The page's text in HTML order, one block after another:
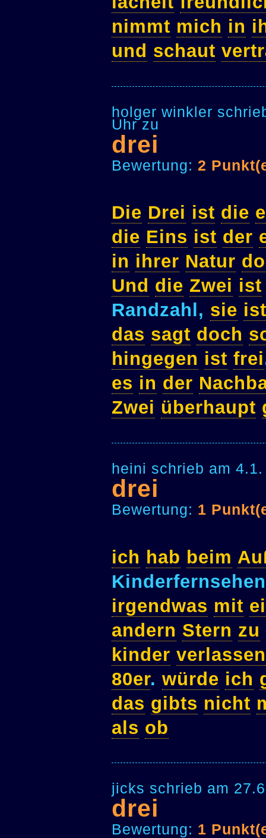
nimmt mich in
und schaut
holger winkler
Uhr zu
drei
Bewertung: 2
Die Drei ist die
die Eins ist der
in ihrer Natur
Und die Zwei ist
Randzahl, sie ist
das sagt doch
hingegen ist frei
es in der
Zwei überhaupt
heini schrieb am
drei
Bewertung: 1
ich hab beim
irgendwas mit
andern Stern zu
kinder verlassen
80er. würde ich
das gibts nicht
als ob
jicks schrieb am
drei
Bewertung: 1